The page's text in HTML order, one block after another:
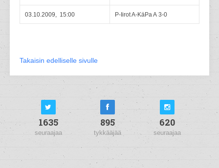
03.10.2009, 15:00 P-Iirot A-KäPa A 3-0
Takaisin edelliselle sivulle
1635
seuraajaa
895
tykkääjää
620
seuraajaa